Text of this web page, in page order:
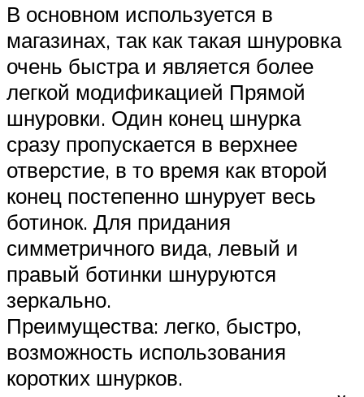
В основном используется в
магазинах, так как такая шнуровка
очень быстра и является более
легкой модификацией Прямой
шнуровки. Один конец шнурка
сразу пропускается в верхнее
отверстие, в то время как второй
конец постепенно шнурует весь
ботинок. Для придания
симметричного вида, левый и
правый ботинки шнуруются
зеркально.
Преимущества: легко, быстро,
возможность использования
коротких шнурков.